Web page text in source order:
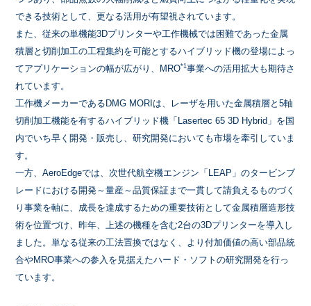
できる技術として、更なる活用が有望視されています。
また、従来の単機能3Dプリンターや工作機械では困難であった金属
積層と切削加工の工程集約を可能とするハイブリッド機の登場によっ
てアプリケーションの幅が広がり、MRO*1事業への活用拡大も期待さ
れています。
工作機メーカーであるDMG MORIは、レーザを用いた金属積層と5軸
切削加工機能を有するハイブリッド機「Lasertec 65 3D Hybrid」を国
内でいち早く開発・販売し、研究開発においても市場を牽引していま
す。
一方、AeroEdgeでは、次世代航空機エンジン「LEAP」のタービンブ
レードにおける開発～量産～品質保証まで一貫して請負えるものづく
り事業を軸に、成長を達成するための重要技術として金属積層造形技
術を位置づけ、昨年、上述の機種を含む2台の3Dプリンターを導入し
ました。単なる従来の工法置換ではなく、より付加価値の高い部品統
合やMRO事業への参入を見据えたハード・ソフトの研究開発を行っ
ています。